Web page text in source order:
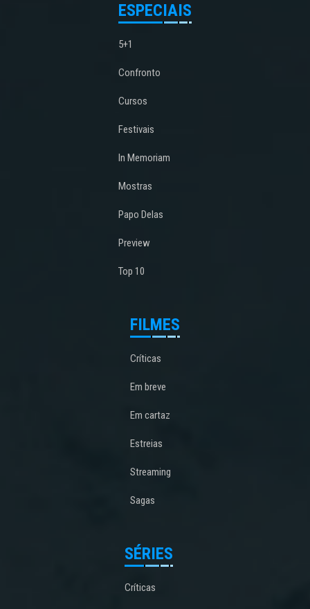
ESPECIAIS
5+1
Confronto
Cursos
Festivais
In Memoriam
Mostras
Papo Delas
Preview
Top 10
FILMES
Críticas
Em breve
Em cartaz
Estreias
Streaming
Sagas
SÉRIES
Críticas